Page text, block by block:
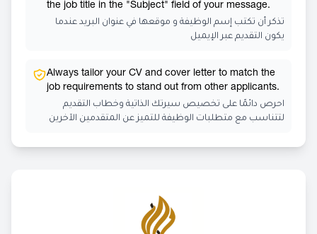
the job title in the "Subject" field of your message.
تذكر أن تكتب إسم الوظيفة و موقعها في عنوان البريد عندما
يكون التقديم عبر الإيميل
Always tailor your CV and cover letter to match the
job requirements to stand out from other applicants.
احرص دائمًا على تخصيص سيرتك الذاتية وخطاب التقديم
لتتناسب مع متطلبات الوظيفة للتميز عن المتقدمين الآخرين